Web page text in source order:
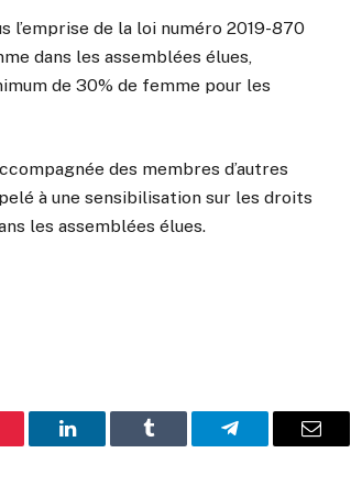
l’emprise de la loi numéro 2019-870
dans les assemblées élues,
de 30% de femme pour les
des membres d’autres
à une sensibilisation sur les droits
les assemblées élues.
LinkedIn Tumblr Telegram Email